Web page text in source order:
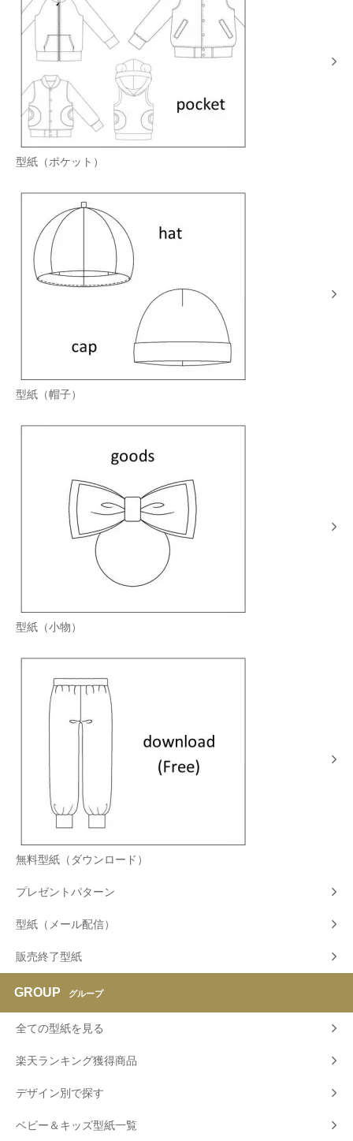
型紙（ポケット）
型紙（帽子）
型紙（小物）
無料型紙（ダウンロード）
プレゼントパターン
型紙（メール配信）
販売終了型紙
GROUP グループ
全ての型紙を見る
楽天ランキング獲得商品
デザイン別で探す
ベビー＆キッズ型紙一覧